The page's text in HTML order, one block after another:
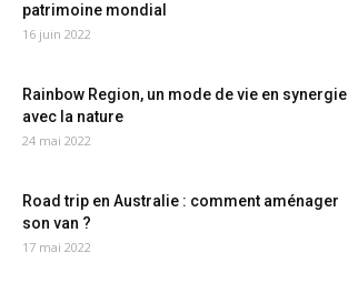
patrimoine mondial
16 juin 2022
Rainbow Region, un mode de vie en synergie
avec la nature
24 mai 2022
Road trip en Australie : comment aménager
son van ?
17 mai 2022